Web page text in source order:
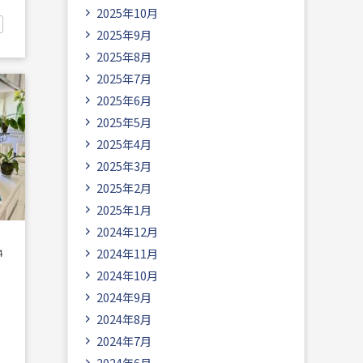
2025年10月
2025年9月
2025年8月
2025年7月
2025年6月
2025年5月
2025年4月
2025年3月
2025年2月
2025年1月
2024年12月
2024年11月
2024年10月
2024年9月
2024年8月
2024年7月